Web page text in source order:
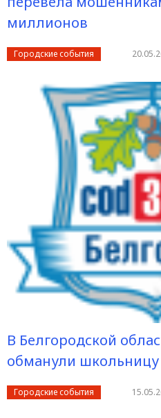
миллионов
Городские события
В Белгородской
обманули школьницу
Городские события